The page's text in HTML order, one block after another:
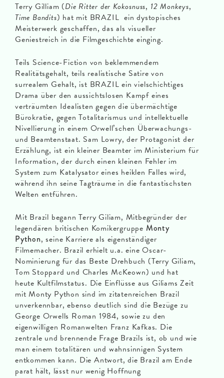
Terry Gilliam (Die Ritter der Kokosnuss, 12 Monkeys,
Time Bandits) hat mit BRAZIL ein dystopisches
Meisterwerk geschaffen, das als visueller
Geniestreich in die Filmgeschichte einging.
Teils Science-Fiction von beklemmendem
Realitätsgehalt, teils realistische Satire von
surrealem Gehalt, ist BRAZIL ein vielschichtiges
Drama über den aussichtslosen Kampf eines
verträumten Idealisten gegen die übermächtige
Bürokratie, gegen Totalitarismus und intellektuelle
Nivellierung in einem Orwell’schen Überwachungs-
und Beamtenstaat. Sam Lowry, der Protagonist der
Erzählung, ist ein kleiner Beamter im Ministerium für
Information, der durch einen kleinen Fehler im
System zum Katalysator eines heiklen Falles wird,
während ihn seine Tagträume in die fantastischsten
Welten entführen.
Mit Brazil begann Terry Giliam, Mitbegründer der
legendären britischen Komikergruppe Monty
Python, seine Karriere als eigenständiger
Filmemacher. Brazil erhielt u.a. eine Oscar-
Nominierung für das Beste Drehbuch (Terry Giliam,
Tom Stoppard und Charles McKeown) und hat
heute Kultfilmstatus. Die Einflüsse aus Giliams Zeit
mit Monty Python sind im zitatenreichen Brazil
unverkennbar, ebenso deutlich sind die Bezüge zu
George Orwells Roman 1984, sowie zu den
eigenwilligen Romanwelten Franz Kafkas. Die
zentrale und brennende Frage Brazils ist, ob und wie
man einem totalitären und wahnsinnigen System
entkommen kann. Die Antwort, die Brazil am Ende
parat hält, lässt nur wenig Hoffnung